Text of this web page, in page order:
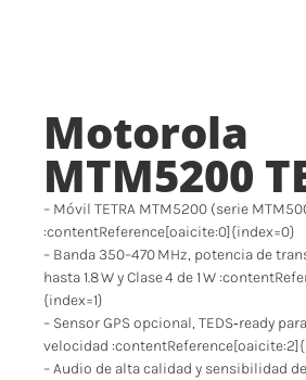
Motorola
MTM5200
– Móvil TETRA MTM5200 (serie
:contentReference[oaicite:0]{index=0}
– Banda 350–470 MHz, potencia de
hasta 1.8 W y Clase 4 de 1 W
{index=1}
– Sensor GPS opcional, TEDS‑ready
velocidad
– Audio de alta calidad y sensibilidad